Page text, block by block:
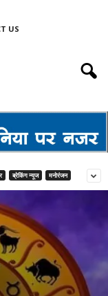
US
ब्रेकिंग न्यूज मनोरंजन